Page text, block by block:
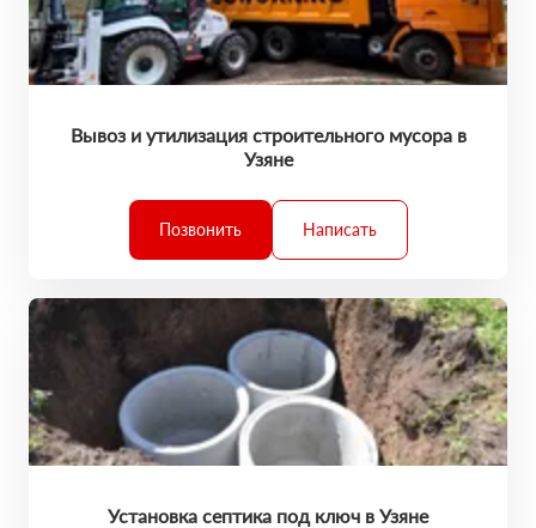
Вывоз и утилизация строительного мусора в
Узяне
Позвонить Написать
Установка септика под ключ в Узяне